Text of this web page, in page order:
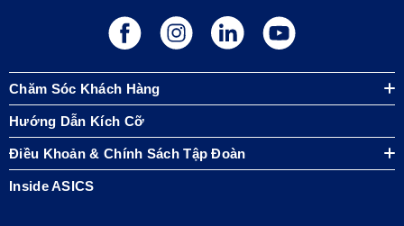
Chăm Sóc Khách Hàng
Hướng Dẫn Kích Cỡ
Điều Khoản & Chính Sách Tập Đoàn
Inside ASICS